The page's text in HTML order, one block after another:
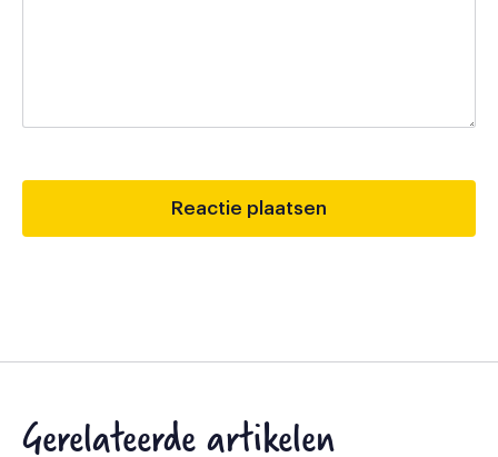
Gerelateerde artikelen